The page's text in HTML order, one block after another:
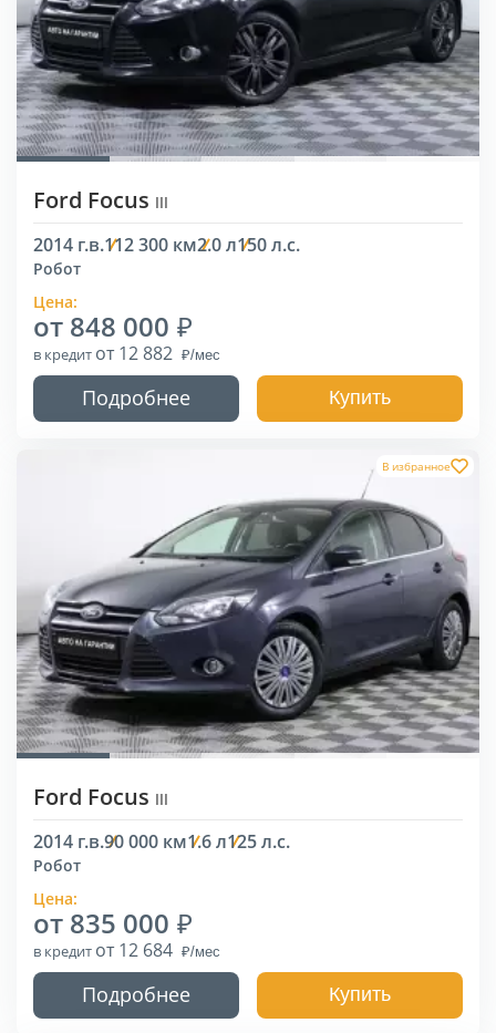
Ford Focus III
2014 г.в.112 300 км2.0 л150 л.с.
Робот
Цена:
от 848 000
в кредит от 12 882
Подробнее Купить
В избранное
Ford Focus III
2014 г.в.90 000 км1.6 л125 л.с.
Робот
Цена:
от 835 000
в кредит от 12 684
Подробнее Купить